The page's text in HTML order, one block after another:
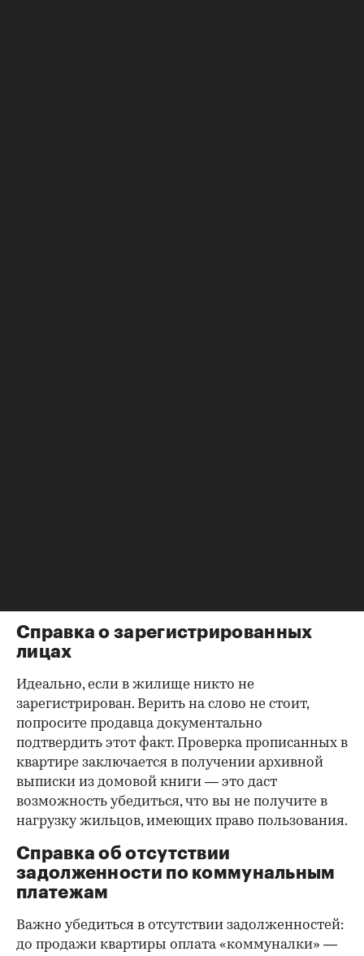
Справка о зарегистрированных
лицах
Идеально, если в жилище никто не
зарегистрирован. Верить на слово не стоит,
попросите продавца документально
подтвердить этот факт. Проверка прописанных в
квартире заключается в получении архивной
выписки из домовой книги — это даст
возможность убедиться, что вы не получите в
нагрузку жильцов, имеющих право пользования.
Справка об отсутствии
задолженности по коммунальным
платежам
Важно убедиться в отсутствии задолженностей:
до продажи квартиры оплата «коммуналки» —